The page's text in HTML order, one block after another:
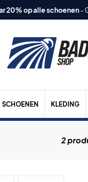
20% op alle schoenen-
SCHOENEN KLEDING
2